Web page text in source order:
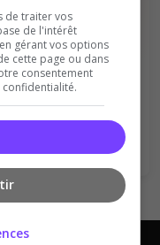
pour ajouter
!
de traiter vos
de l'intérêt
gérant vos options
cette page ou dans
consentement